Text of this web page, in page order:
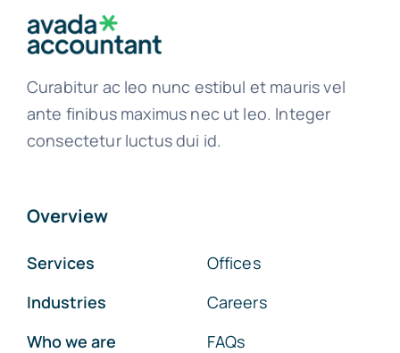
Curabitur ac leo nunc estibul et mauris vel
ante finibus maximus nec ut leo. Integer
consectetur luctus dui id.
Overview
Services
Industries
Who we are
Offices
Careers
FAQs